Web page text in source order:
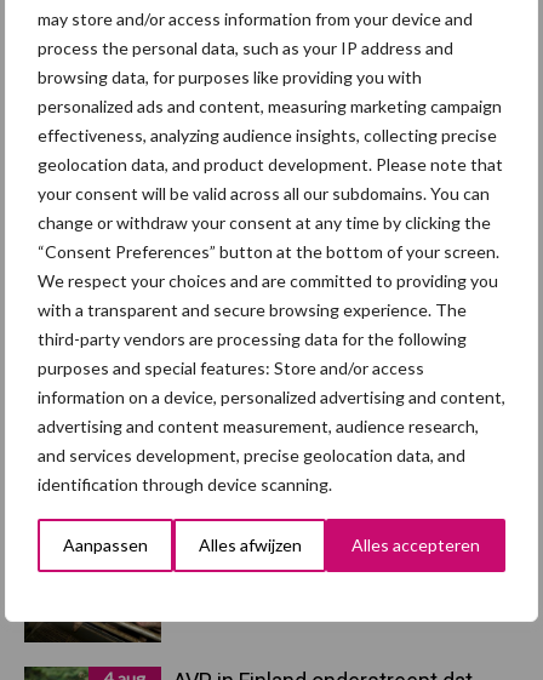
may store and/or access information from your device and
process the personal data, such as your IP address and
browsing data, for purposes like providing you with
personalized ads and content, measuring marketing campaign
effectiveness, analyzing audience insights, collecting precise
geolocation data, and product development. Please note that
your consent will be valid across all our subdomains. You can
change or withdraw your consent at any time by clicking the
“Consent Preferences” button at the bottom of your screen.
We respect your choices and are committed to providing you
with a transparent and secure browsing experience. The
third-party vendors are processing data for the following
purposes and special features: Store and/or access
information on a device, personalized advertising and content,
advertising and content measurement, audience research,
and services development, precise geolocation data, and
identification through device scanning.
Aanpassen Alles afwijzen Alles accepteren
Primaire
Sidebar
Recent nieuws Partner nieuws
afzetcrisis in het najaar
7 aug
Hittestress: wat gebeurt er en hoe
kunnen we het voorkomen?
5 aug
“Vraag naar praktische
hygieneoplossingen is in Polen
groter dan ooit”
Eliminatieprotocol voor
Toon meer